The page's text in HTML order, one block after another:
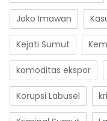
Joko Imawan
Kejati Sumut
komoditas ekspor
Korupsi Labusel